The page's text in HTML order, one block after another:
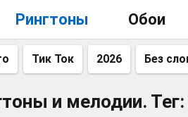
Рингтоны Обои
Тик Ток 2026 Без
и мелодии.